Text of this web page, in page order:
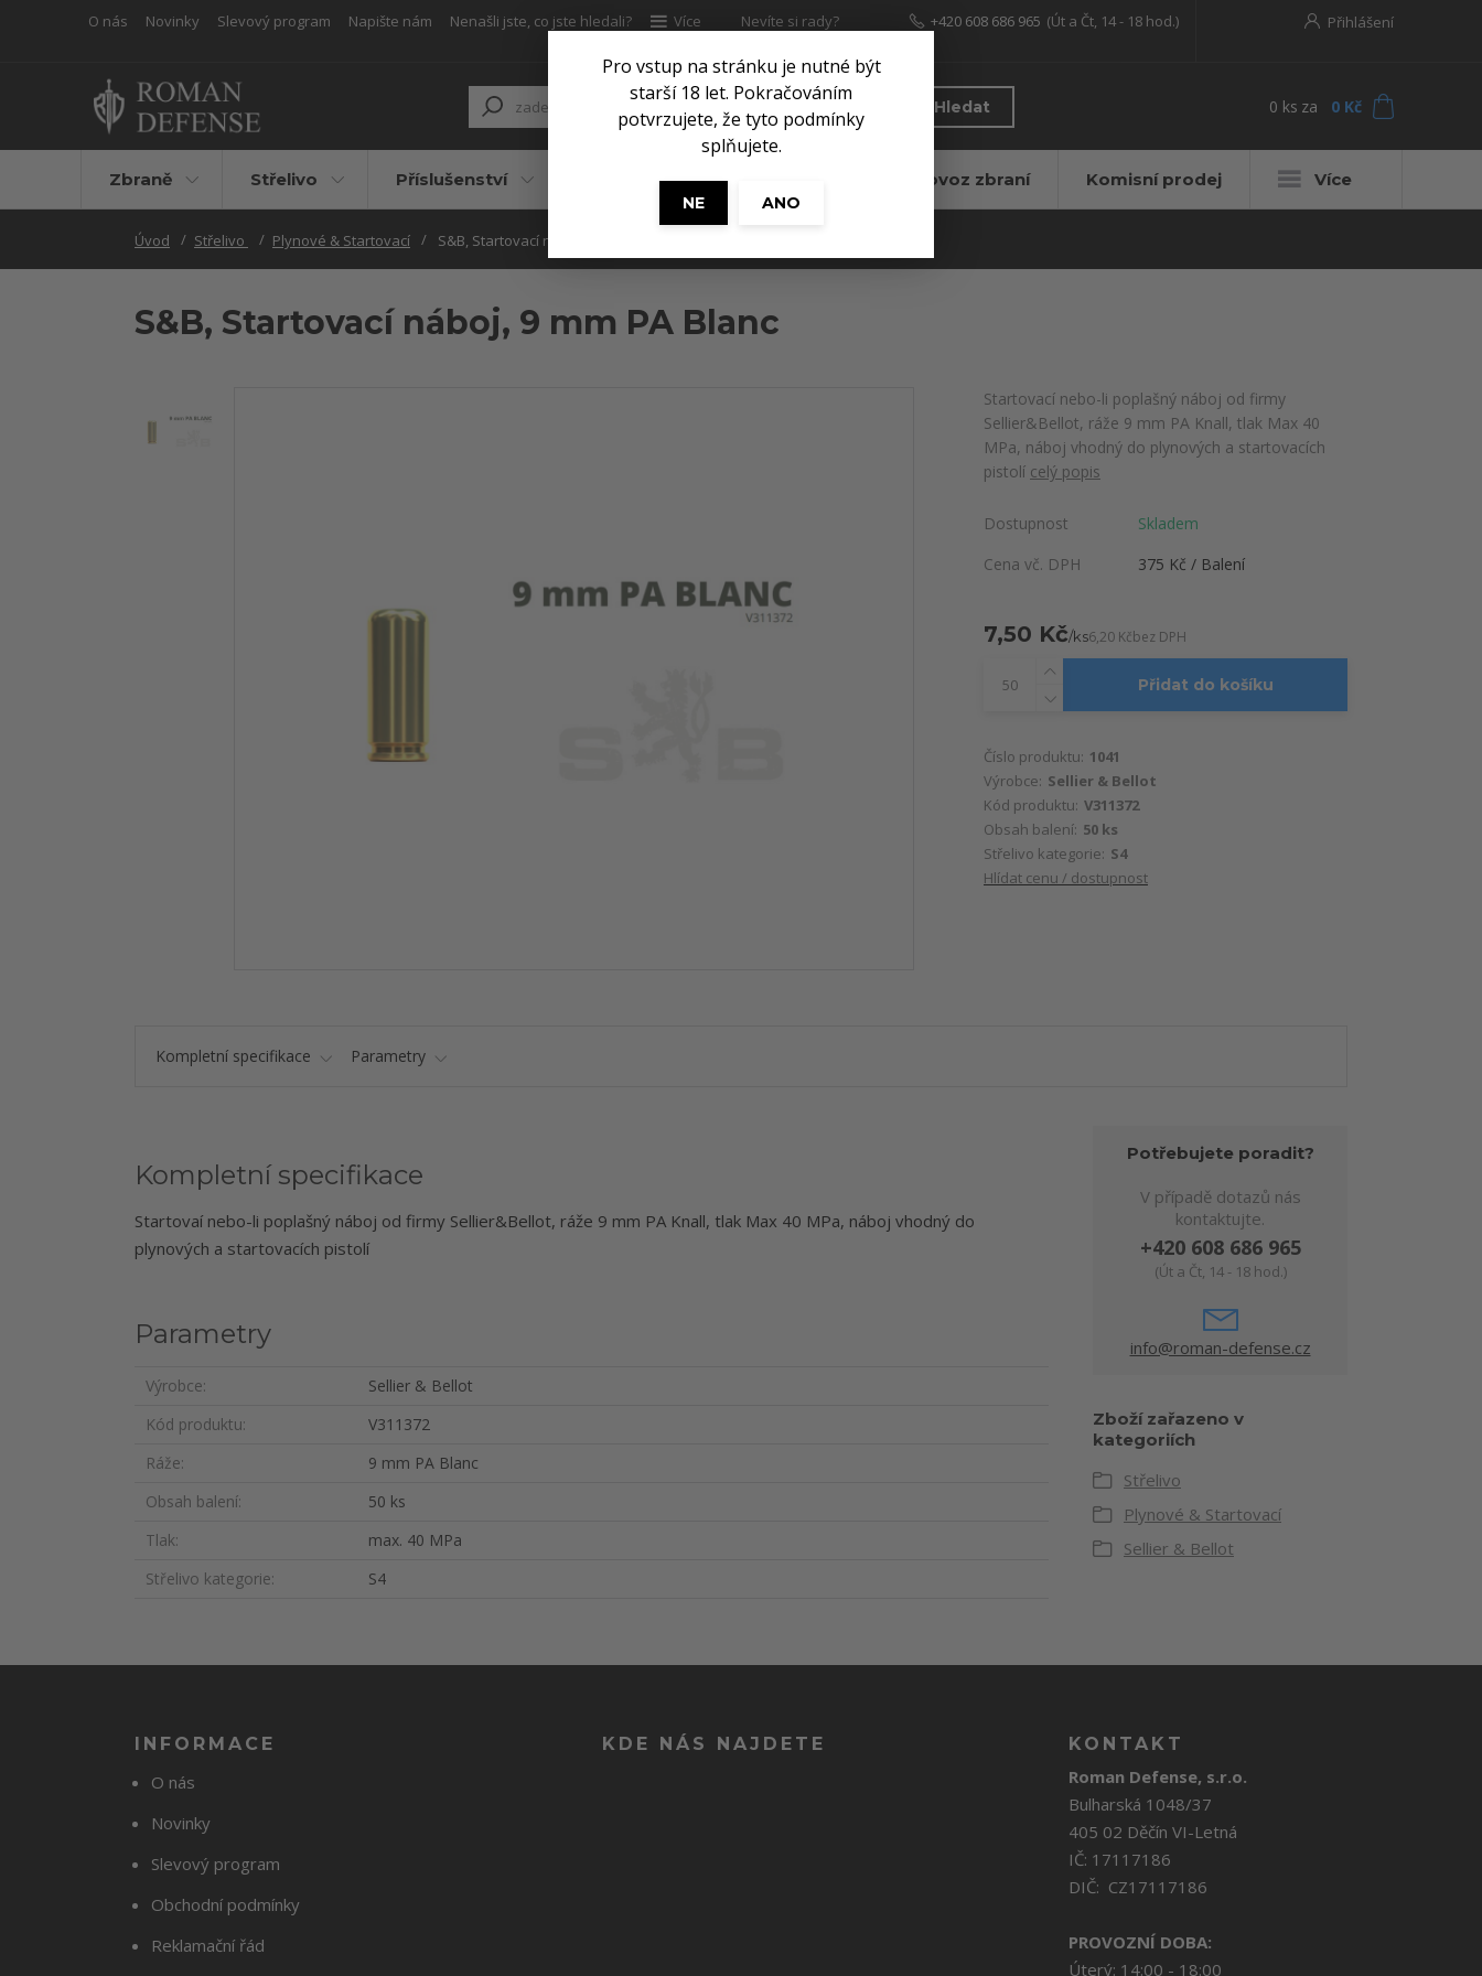
Pro vstup na stránku je nutné být
starší 18 let. Pokračováním
potvrzujete, že tyto podmínky
splňujete.
NE ANO
O nás Novinky Slevový program Napište nám Nenašli jste, co jste hledali? Více Přihlášení
Hledat
Nevíte si rady?
+420 608 686 965 (Út a Čt, 14 - 18 hod.)
0 ks za 0 Kč
Zbraně Střelivo Příslušenství Pro myslivce Dovoz zbraní Komisní prodej Více
Úvod Střelivo Plynové & Startovací S&B, Startovací náboj, 9 mm PA Blanc
S&B, Startovací náboj, 9 mm PA Blanc
Startovací nebo-li poplašný náboj od firmy
Sellier&Bellot, ráže 9 mm PA Knall, tlak Max 40
MPa, náboj vhodný do plynových a startovacích
pistolí celý popis
Dostupnost
Skladem
Cena vč. DPH
375 Kč / Balení
7,50 Kč/ks6,20 Kčbez DPH
Přidat do košíku
Číslo produktu: 1041
Výrobce: Sellier & Bellot
Kód produktu: V311372
Obsah balení: 50 ks
Střelivo kategorie: S4
Hlídat cenu / dostupnost
Kompletní specifikace Parametry
Kompletní specifikace
Startovaí nebo-li poplašný náboj od firmy Sellier&Bellot, ráže 9 mm PA Knall, tlak Max 40 MPa, náboj vhodný do
plynových a startovacích pistolí
Parametry
Výrobce
Sellier & Bellot
Kód produktu
V311372
Ráže
9 mm PA Blanc
Obsah balení
50 ks
Tlak
max. 40 MPa
Střelivo kategorie
S4
Potřebujete poradit?
V případě dotazů nás
kontaktujte.
+420 608 686 965
(Út a Čt, 14 - 18 hod.)
info@roman-defense.cz
Zboží zařazeno v
kategoriích
Střelivo
Plynové & Startovací
Sellier & Bellot
INFORMACE
O nás
Novinky
Slevový program
Obchodní podmínky
Reklamační řád
KDE NÁS NAJDETE KONTAKT
Roman Defense, s.r.o.
Bulharská 1048/37
405 02 Děčín VI-Letná
IČ: 17117186
DIČ: CZ17117186
PROVOZNÍ DOBA:
Úterý: 14:00 - 18:00